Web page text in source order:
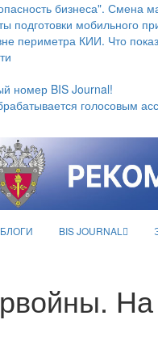
бизнеса". Смена
подготовки мобильного
периметра КИИ. Что
номер BIS Journal!
голосовым
БЛОГИ BIS JOURNAL